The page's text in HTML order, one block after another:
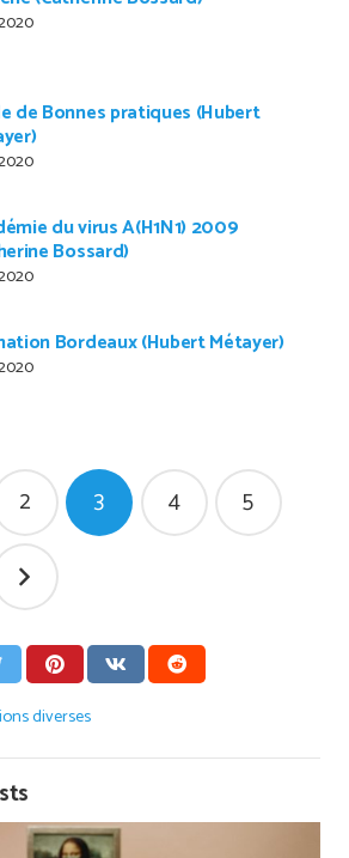
de Bonnes pratiques (Hubert
du virus A(H1N1) 2009
Bossard)
Bordeaux (Hubert Métayer)
2 3 4 5
diverses